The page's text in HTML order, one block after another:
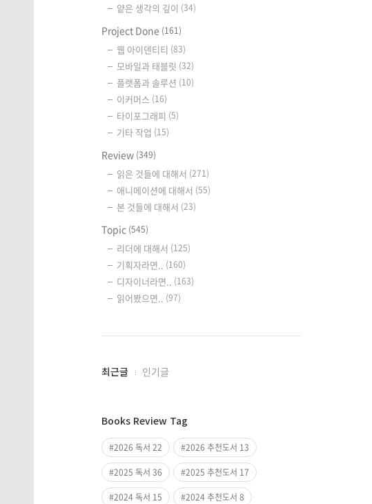
얕은 생각의 깊이 (34)
Project Done (161)
웹 아이덴티티 (83)
모바일과 태블릿 (32)
플랫폼과 솔루션 (10)
이커머스 (16)
타이포그래피 (5)
기타 작업 (15)
Review (349)
읽은 것들에 대해서 (271)
애니메이션에 대해서 (55)
본 것들에 대해서 (23)
Topic (545)
리더에 대해서 (125)
기획자라면.. (160)
디자이너라면.. (163)
읽어봤으면.. (97)
근
과
인
기
글
최근글 인기글
Books Review Tag
2026 독서 22
2026 추천도서 13
2025 독서 36
2025 추천도서 17
2024 독서 15
2024 추천도서 8